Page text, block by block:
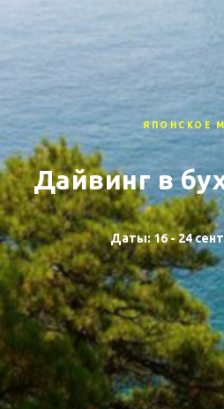
ЯПОНСКОЕ
Дайвинг в
Даты: 16 - 24